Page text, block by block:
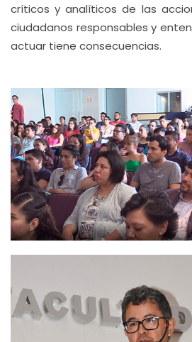
críticos y analíticos de las
ciudadanos responsables y
actuar tiene consecuencias.